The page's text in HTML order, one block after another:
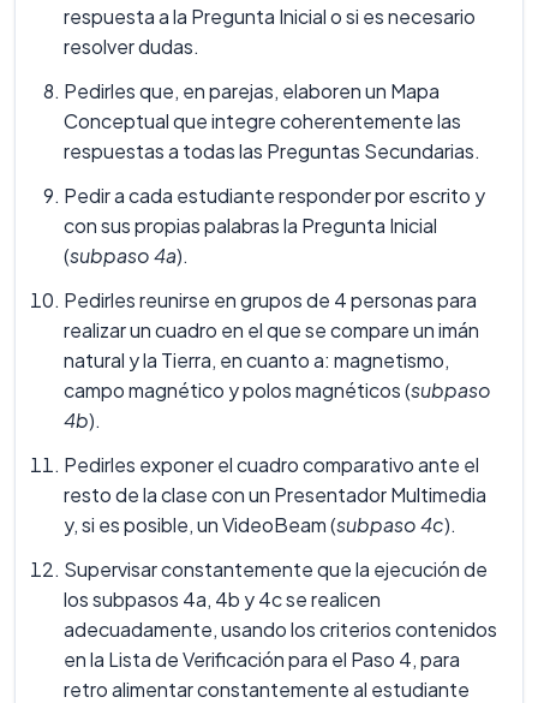
respuesta a la Pregunta Inicial o si es necesario
resolver dudas.
Pedirles que, en parejas, elaboren un Mapa
Conceptual que integre coherentemente las
respuestas a todas las Preguntas Secundarias.
Pedir a cada estudiante responder por escrito y
con sus propias palabras la Pregunta Inicial
(subpaso 4a).
Pedirles reunirse en grupos de 4 personas para
realizar un cuadro en el que se compare un imán
natural y la Tierra, en cuanto a: magnetismo,
campo magnético y polos magnéticos (subpaso
4b).
Pedirles exponer el cuadro comparativo ante el
resto de la clase con un Presentador Multimedia
y, si es posible, un VideoBeam (subpaso 4c).
Supervisar constantemente que la ejecución de
los subpasos 4a, 4b y 4c se realicen
adecuadamente, usando los criterios contenidos
en la Lista de Verificación para el Paso 4, para
retro alimentar constantemente al estudiante